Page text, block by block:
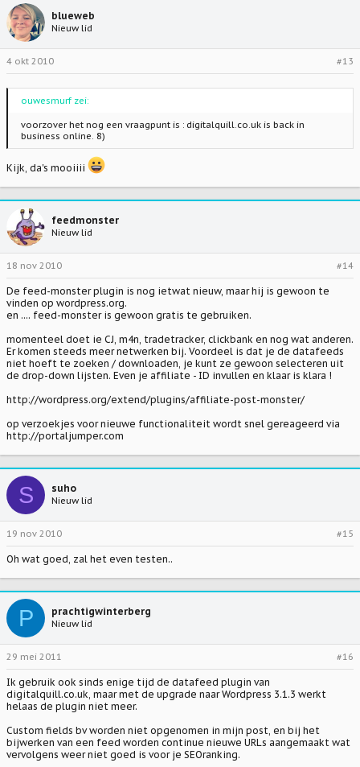
blueweb
Nieuw lid
4 okt 2010 #13
ouwesmurf zei:
voorzover het nog een vraagpunt is : digitalquill.co.uk is back in
business online. 8)
Kijk, da's mooiiii
feedmonster
Nieuw lid
18 nov 2010 #14
De feed-monster plugin is nog ietwat nieuw, maar hij is gewoon te
vinden op wordpress.org.
en .... feed-monster is gewoon gratis te gebruiken.
momenteel doet ie CJ, m4n, tradetracker, clickbank en nog wat anderen.
Er komen steeds meer netwerken bij. Voordeel is dat je de datafeeds
niet hoeft te zoeken / downloaden, je kunt ze gewoon selecteren uit
de drop-down lijsten. Even je affiliate - ID invullen en klaar is klara !
http://wordpress.org/extend/plugins/affiliate-post-monster/
op verzoekjes voor nieuwe functionaliteit wordt snel gereageerd via
http://portaljumper.com
S suho
Nieuw lid
19 nov 2010 #15
Oh wat goed, zal het even testen..
P prachtigwinterberg
Nieuw lid
29 mei 2011 #16
Ik gebruik ook sinds enige tijd de datafeed plugin van
digitalquill.co.uk, maar met de upgrade naar Wordpress 3.1.3 werkt
helaas de plugin niet meer.
Custom fields bv worden niet opgenomen in mijn post, en bij het
bijwerken van een feed worden continue nieuwe URLs aangemaakt wat
vervolgens weer niet goed is voor je SEOranking.